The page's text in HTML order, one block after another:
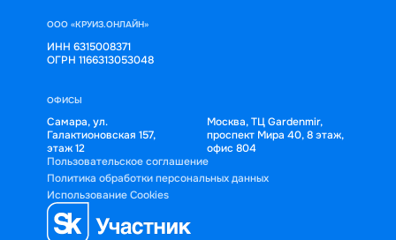
ООО «КРУИЗ.ОНЛАЙН»
ИНН 6315008371
ОГРН 1166313053048
ОФИСЫ
Самара, ул.
Галактионовская 157,
этаж 12
Москва, ТЦ Gardenmir,
проспект Мира 40, 8 этаж,
офис 804
Пользовательское соглашение
Политика обработки персональных данных
Использование Cookies